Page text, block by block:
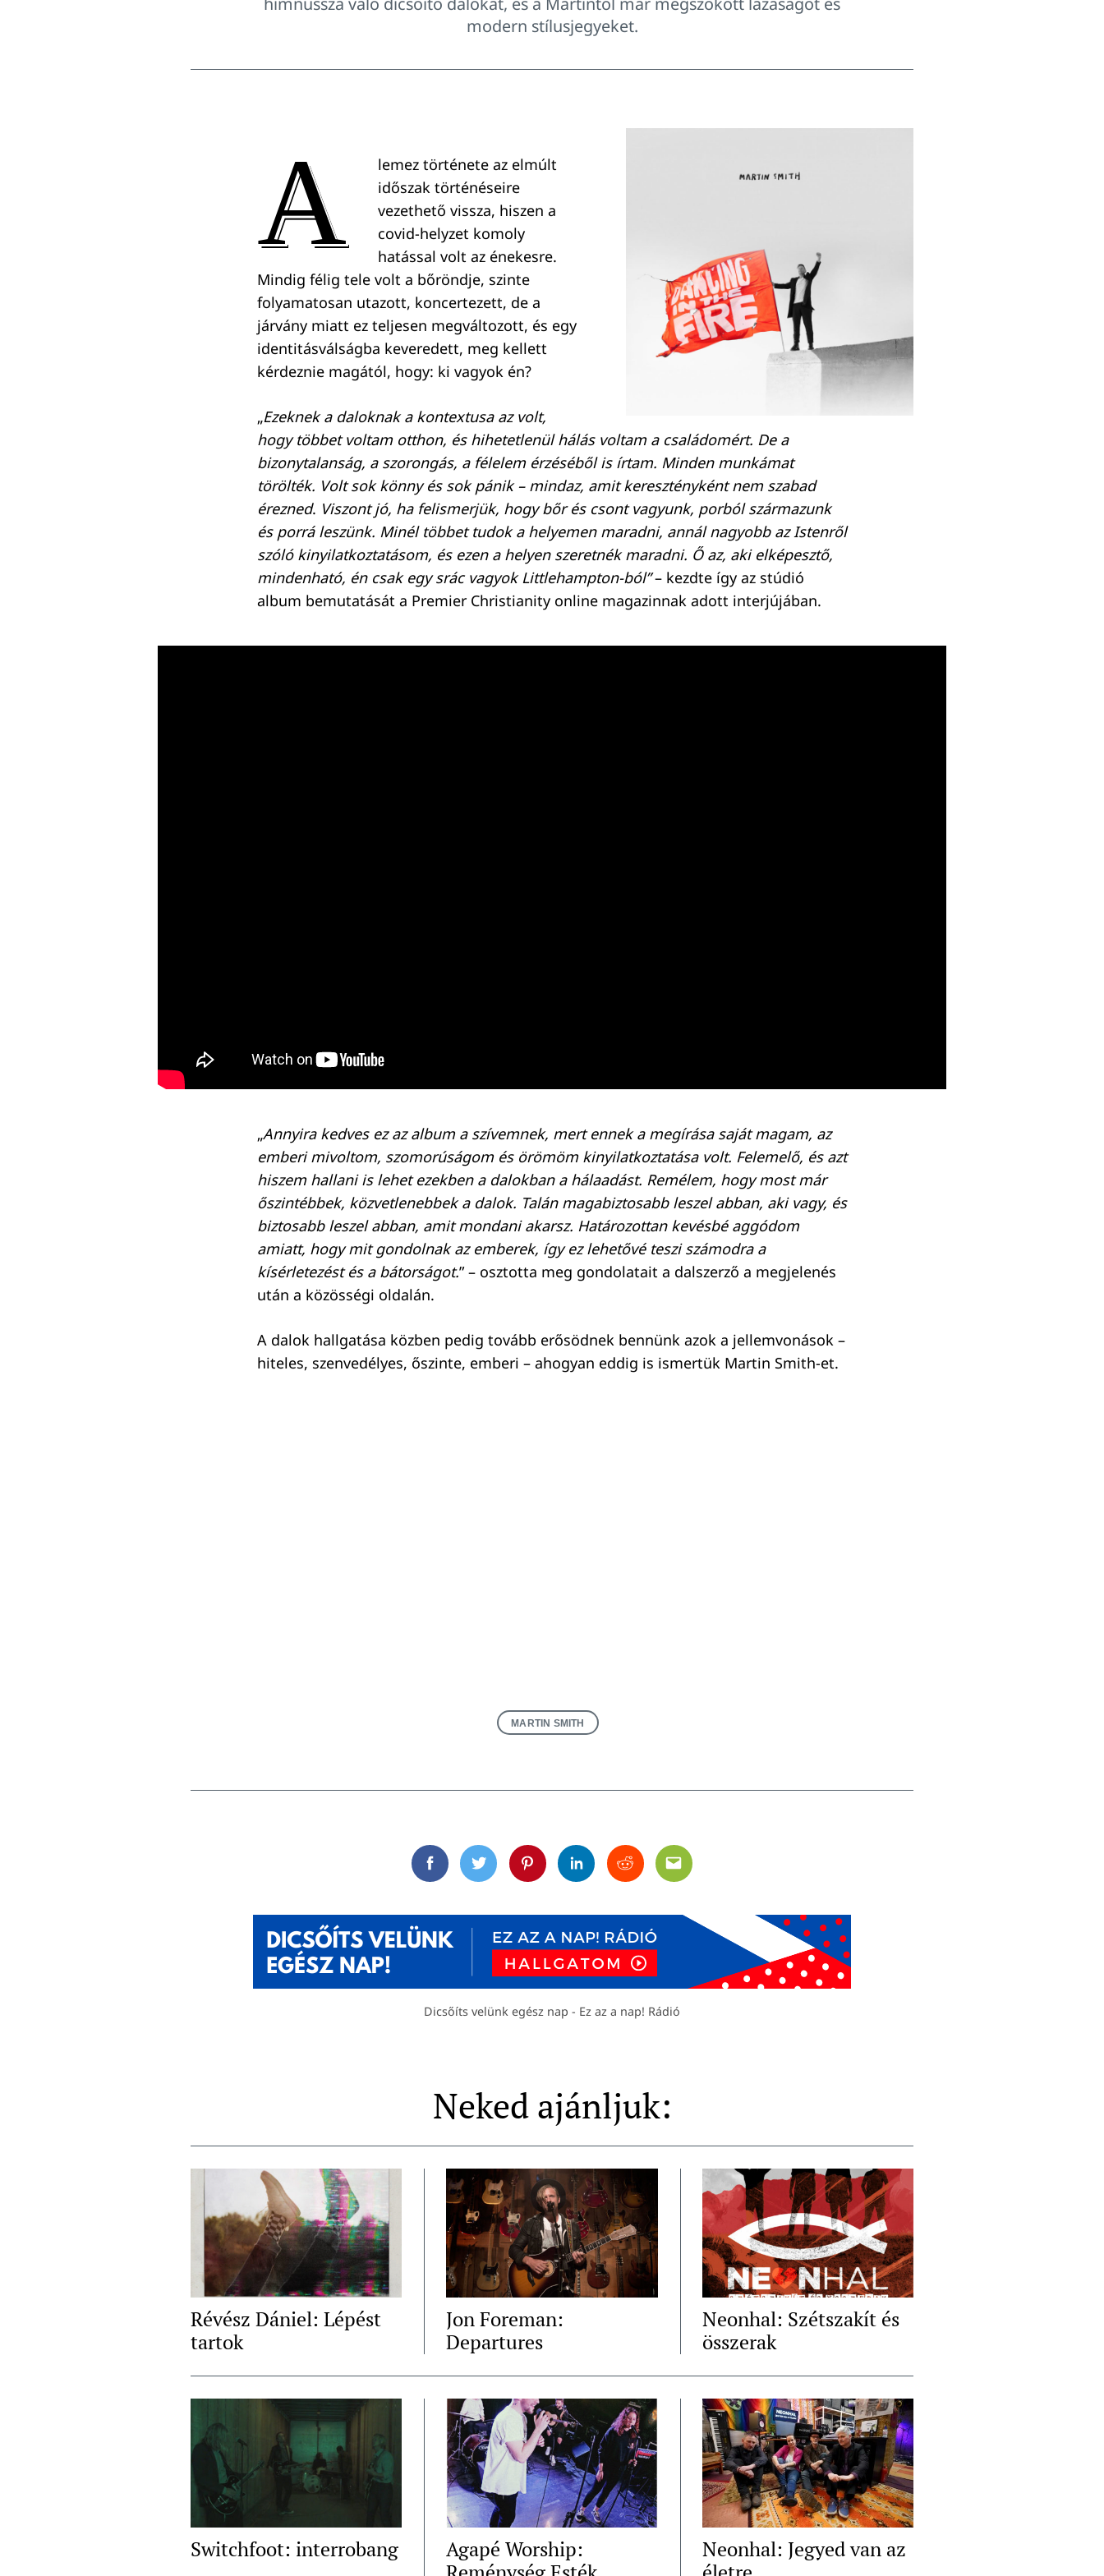
modern stílusjegyeket.
A
lemez története az elmúlt
időszak történéseire
vezethető vissza, hiszen a
covid-helyzet komoly
hatással volt az énekesre.
Mindig félig tele volt a bőröndje, szinte
folyamatosan utazott, koncertezett, de a
járvány miatt ez teljesen megváltozott, és egy
identitásválságba keveredett, meg kellett
kérdeznie magától, hogy: ki vagyok én?
„Ezeknek a daloknak a kontextusa az volt,
hogy többet voltam otthon, és hihetetlenül hálás voltam a családomért. De a
bizonytalanság, a szorongás, a félelem érzéséből is írtam. Minden munkámat
törölték. Volt sok könny és sok pánik – mindaz, amit keresztényként nem szabad
érezned. Viszont jó, ha felismerjük, hogy bőr és csont vagyunk, porból származunk
és porrá leszünk. Minél többet tudok a helyemen maradni, annál nagyobb az Istenről
szóló kinyilatkoztatásom, és ezen a helyen szeretnék maradni. Ő az, aki elképesztő,
mindenható, én csak egy srác vagyok Littlehampton-ból”– kezdte így az stúdió
album bemutatását a Premier Christianity online magazinnak adott interjújában.
„Annyira kedves ez az album a szívemnek, mert ennek a megírása saját magam, az
emberi mivoltom, szomorúságom és örömöm kinyilatkoztatása volt. Felemelő, és azt
hiszem hallani is lehet ezekben a dalokban a hálaadást. Remélem, hogy most már
őszintébbek, közvetlenebbek a dalok. Talán magabiztosabb leszel abban, aki vagy, és
biztosabb leszel abban, amit mondani akarsz. Határozottan kevésbé aggódom
amiatt, hogy mit gondolnak az emberek, így ez lehetővé teszi számodra a
kísérletezést és a bátorságot.” – osztotta meg gondolatait a dalszerző a megjelenés
után a közösségi oldalán.
A dalok hallgatása közben pedig tovább erősödnek bennünk azok a jellemvonások –
hiteles, szenvedélyes, őszinte, emberi – ahogyan eddig is ismertük Martin Smith-et.
MARTIN SMITH
FacebookTwitterPinterestLinkedinRedditEmail
Dicsőíts velünk egész nap - Ez az a nap! Rádió
Neked ajánljuk:
Révész Dániel: Lépést
tartok
Jon Foreman:
Departures
Neonhal: Szétszakít és
összerak
Switchfoot: interrobang
Agapé Worship:
Neonhal: Jegyed van az